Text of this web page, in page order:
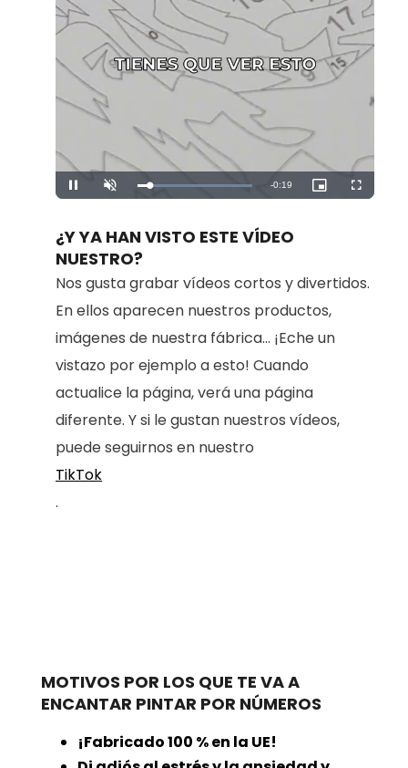
Pause Unmute Loaded:
100.00%
Remaining
-0:19
Picture-
in-
Fullscreen
¿Y YA HAN VISTO ESTE VÍDEO
NUESTRO?
Nos gusta grabar vídeos cortos y divertidos.
En ellos aparecen nuestros productos,
imágenes de nuestra fábrica... ¡Eche un
vistazo por ejemplo a esto! Cuando
actualice la página, verá una página
diferente. Y si le gustan nuestros vídeos,
puede seguirnos en nuestro
TikTok
.
MOTIVOS POR LOS QUE TE VA A
ENCANTAR PINTAR POR NÚMEROS
¡Fabricado 100 % en la UE!